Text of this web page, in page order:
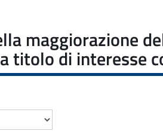
maggiorazione
titolo di interesse